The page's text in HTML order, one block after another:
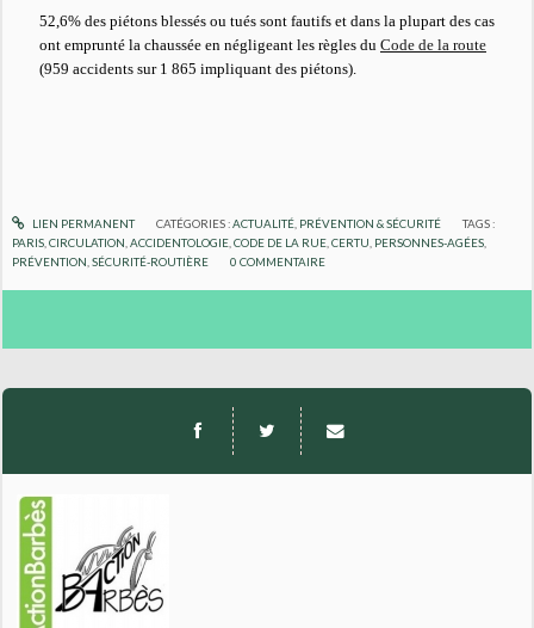
52,6% des piétons blessés ou tués sont fautifs et dans la plupart des cas
ont emprunté la chaussée en négligeant les règles du Code de la route
(959 accidents sur 1 865 impliquant des piétons).
LIEN PERMANENT CATÉGORIES :ACTUALITÉ, PRÉVENTION & SÉCURITÉ
TAGS :
PARIS ,CIRCULATION ,ACCIDENTOLOGIE ,CODE DE LA RUE ,CERTU PERSONNES-AGÉES
PRÉVENTION ,SÉCURITÉ-ROUTIÈRE 0 COMMENTAIRE